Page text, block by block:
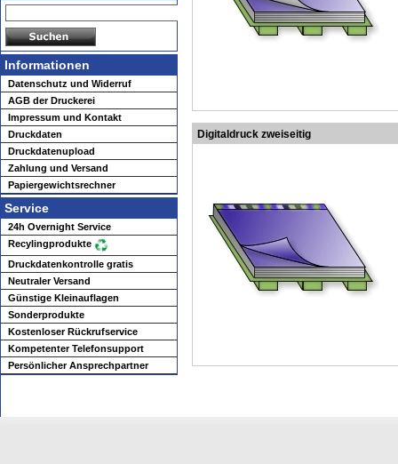
Informationen
Datenschutz und Widerruf
AGB der Druckerei
Impressum und Kontakt
Druckdaten
Druckdatenupload
Zahlung und Versand
Papiergewichtsrechner
Service
24h Overnight Service
Recylingprodukte
Druckdatenkontrolle gratis
Neutraler Versand
Günstige Kleinauflagen
Sonderprodukte
Kostenloser Rückrufservice
Kompetenter Telefonsupport
Persönlicher Ansprechpartner
Digitaldruck zweiseitig